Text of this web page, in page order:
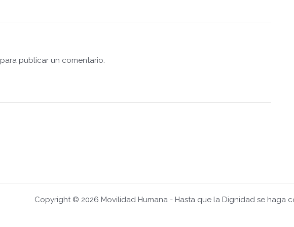
para publicar un comentario.
Copyright © 2026 Movilidad Humana - Hasta que la Dignidad se haga